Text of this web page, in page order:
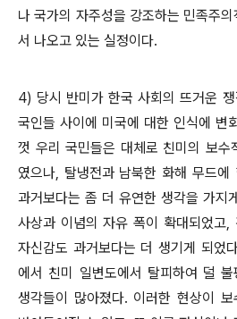
나 국가의 자주성을 강조하는 민족주
서 나오고 있는 실정이다.
4) 당시 반미가 한국 사회의 뜨거운
국인들 사이에 미국에 대한 인식에 변
껏 우리 국민들은 대체로 친미의 보수
였으나, 탈냉전과 남북한 화해 무드에
과거보다는 좀 더 유연한 생각을 가지
사상과 이념의 자유 폭이 확대되었고,
자신감도 과거보다는 더 생기게 되었
에서 친미 일변도에서 탈피하여 덜
생각들이 많아졌다. 이러한 현상이